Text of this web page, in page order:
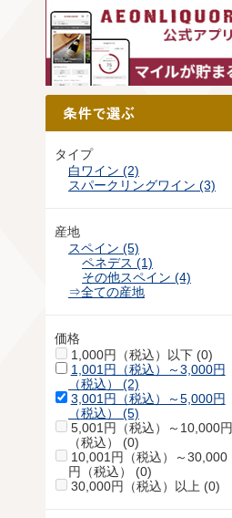
タイプ
白ワイン (2)
スパークリングワイン (3)
産地
スペイン (5)
ペネデス (1)
その他スペイン (4)
⇒全ての産地
価格
1,000円（税込）以下 (0)
1,001円（税込）～3,000円
（税込） (2)
3,001円（税込）～5,000円
（税込） (5)
5,001円（税込）～10,000円
（税込） (0)
10,001円（税込）～30,000
円（税込） (0)
30,000円（税込）以上 (0)